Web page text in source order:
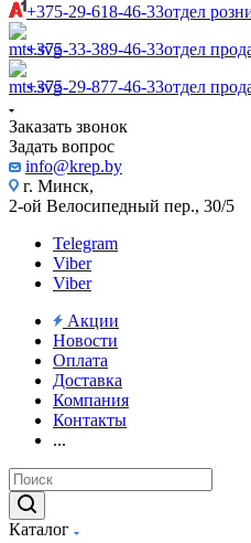
+375-29-618-46-33отдел
+375-33-389-46-33отдел
+375-29-877-46-33отдел
Заказать звонок
Задать вопрос
info@krep.by
г. Минск,
2-ой Велосипедный пер., 30/5
Telegram
Viber
Viber
Акции
Новости
Оплата
Доставка
Компания
Контакты
...
Каталог